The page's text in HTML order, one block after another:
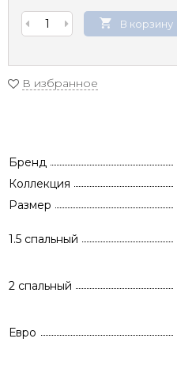
В корзину
В избранное
Бренд
Коллекция
Размер
1.5 спальный
2 спальный
Евро